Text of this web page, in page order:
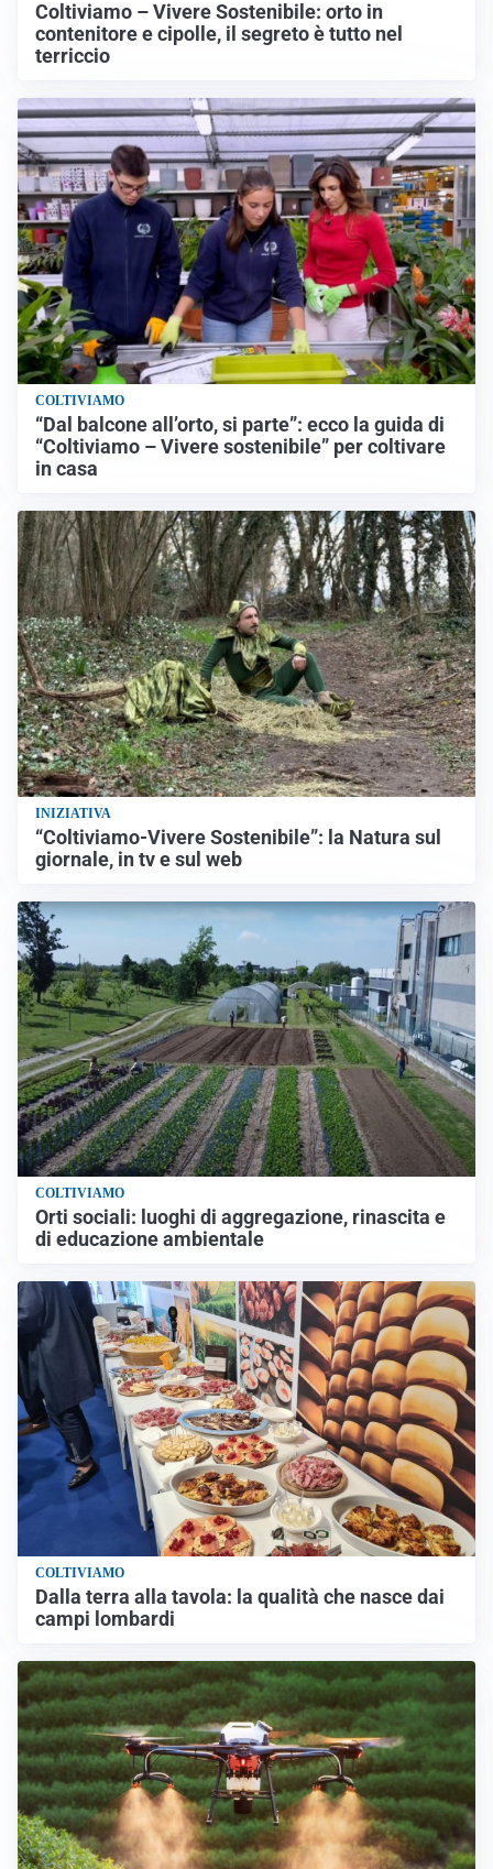
Coltiviamo – Vivere Sostenibile: orto in
contenitore e cipolle, il segreto è tutto nel
terriccio
COLTIVIAMO
“Dal balcone all’orto, si parte”: ecco la guida di
“Coltiviamo – Vivere sostenibile” per coltivare
in casa
INIZIATIVA
“Coltiviamo-Vivere Sostenibile”: la Natura sul
giornale, in tv e sul web
COLTIVIAMO
Orti sociali: luoghi di aggregazione, rinascita e
di educazione ambientale
COLTIVIAMO
Dalla terra alla tavola: la qualità che nasce dai
campi lombardi